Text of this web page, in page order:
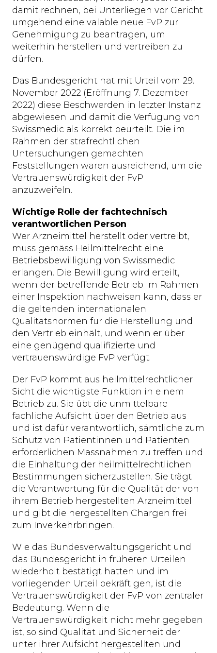
damit rechnen, bei Unterliegen vor Gericht
umgehend eine valable neue FvP zur
Genehmigung zu beantragen, um
weiterhin herstellen und vertreiben zu
dürfen.
Das Bundesgericht hat mit Urteil vom 29.
November 2022 (Eröffnung 7. Dezember
2022) diese Beschwerden in letzter Instanz
abgewiesen und damit die Verfügung von
Swissmedic als korrekt beurteilt. Die im
Rahmen der strafrechtlichen
Untersuchungen gemachten
Feststellungen waren ausreichend, um die
Vertrauenswürdigkeit der FvP
anzuzweifeln.
Wichtige Rolle der fachtechnisch
verantwortlichen Person
Wer Arzneimittel herstellt oder vertreibt,
muss gemäss Heilmittelrecht eine
Betriebsbewilligung von Swissmedic
erlangen. Die Bewilligung wird erteilt,
wenn der betreffende Betrieb im Rahmen
einer Inspektion nachweisen kann, dass er
die geltenden internationalen
Qualitätsnormen für die Herstellung und
den Vertrieb einhält, und wenn er über
eine genügend qualifizierte und
vertrauenswürdige FvP verfügt.
Der FvP kommt aus heilmittelrechtlicher
Sicht die wichtigste Funktion in einem
Betrieb zu. Sie übt die unmittelbare
fachliche Aufsicht über den Betrieb aus
und ist dafür verantwortlich, sämtliche zum
Schutz von Patientinnen und Patienten
erforderlichen Massnahmen zu treffen und
die Einhaltung der heilmittelrechtlichen
Bestimmungen sicherzustellen. Sie trägt
die Verantwortung für die Qualität der von
ihrem Betrieb hergestellten Arzneimittel
und gibt die hergestellten Chargen frei
zum Inverkehrbringen.
Wie das Bundesverwaltungsgericht und
das Bundesgericht in früheren Urteilen
wiederholt bestätigt hatten und im
vorliegenden Urteil bekräftigen, ist die
Vertrauenswürdigkeit der FvP von zentraler
Bedeutung. Wenn die
Vertrauenswürdigkeit nicht mehr gegeben
ist, so sind Qualität und Sicherheit der
unter ihrer Aufsicht hergestellten und